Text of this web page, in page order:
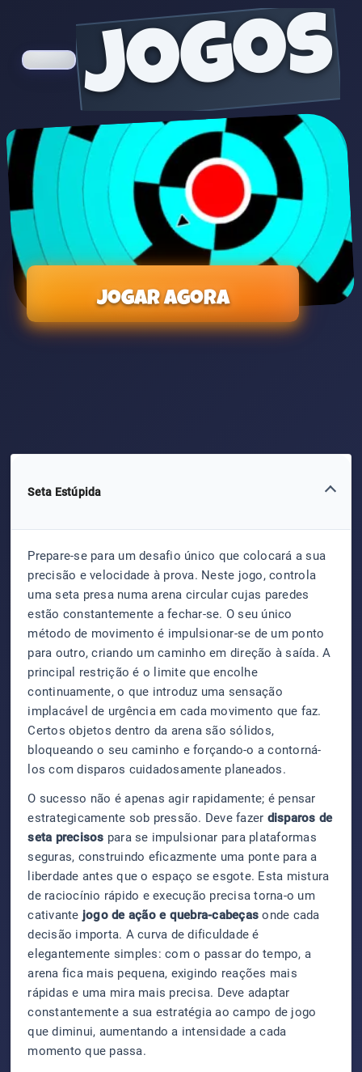
jogos
Jogar agora
Seta Estúpida
Prepare-se para um desafio único que colocará a sua
precisão e velocidade à prova. Neste jogo, controla
uma seta presa numa arena circular cujas paredes
estão constantemente a fechar-se. O seu único
método de movimento é impulsionar-se de um ponto
para outro, criando um caminho em direção à saída. A
principal restrição é o limite que encolhe
continuamente, o que introduz uma sensação
implacável de urgência em cada movimento que faz.
Certos objetos dentro da arena são sólidos,
bloqueando o seu caminho e forçando-o a contorná-
los com disparos cuidadosamente planeados.
O sucesso não é apenas agir rapidamente; é pensar
estrategicamente sob pressão. Deve fazer disparos de
seta precisos para se impulsionar para plataformas
seguras, construindo eficazmente uma ponte para a
liberdade antes que o espaço se esgote. Esta mistura
de raciocínio rápido e execução precisa torna-o um
cativante jogo de ação e quebra-cabeças onde cada
decisão importa. A curva de dificuldade é
elegantemente simples: com o passar do tempo, a
arena fica mais pequena, exigindo reações mais
rápidas e uma mira mais precisa. Deve adaptar
constantemente a sua estratégia ao campo de jogo
que diminui, aumentando a intensidade a cada
momento que passa.